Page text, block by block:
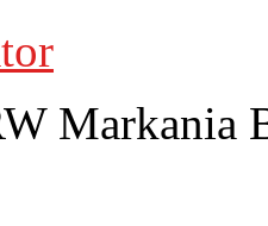
Markania